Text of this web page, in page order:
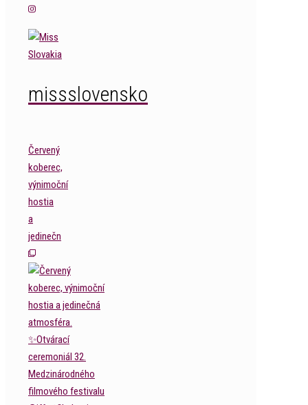
missslovensko
Červený
koberec,
výnimoční
hostia
a
jedinečn